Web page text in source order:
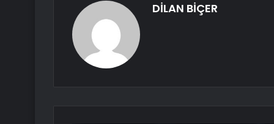
DİLAN BİÇER